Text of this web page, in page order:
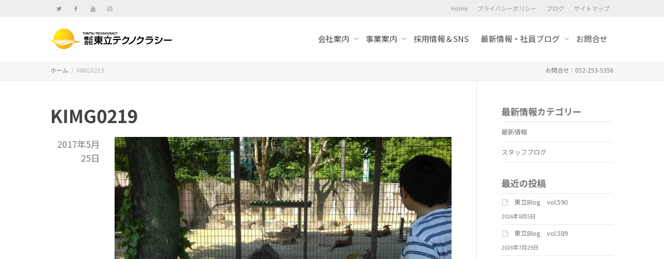
Home プライバシーポリシー ブログ サイトマップ
会社案内 事業案内 採用情報＆SNS 最新情報・社員ブログ お問合せ
ホーム KIMG0219 お問合せ：052-253-5356
KIMG0219
2017年5月
25日
最新情報カテゴリー
最新情報
スタッフブログ
最近の投稿
東立Blog vol.590
2026年8月5日
東立Blog vol.589
2026年7月29日